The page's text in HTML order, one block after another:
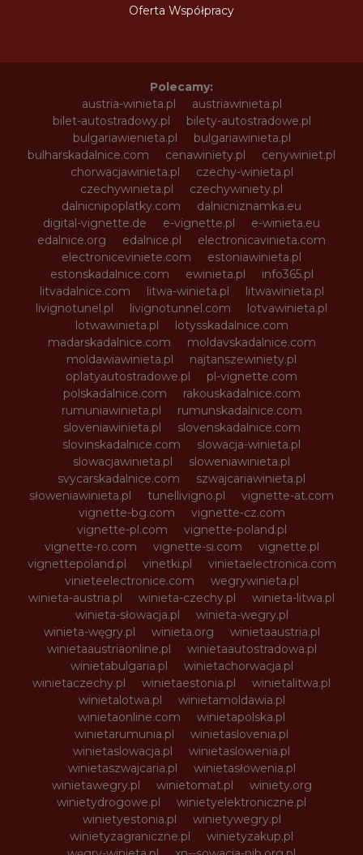
Oferta Współpracy
Polecamy:
austria-winieta.pl
austriawinieta.pl
bilet-autostradowy.pl
bilety-autostradowe.pl
bulgariawienieta.pl
bulgariawinieta.pl
bulharskadalnice.com
cenawiniety.pl
cenywiniet.pl
chorwacjawinieta.pl
czechy-winieta.pl
czechywinieta.pl
czechywiniety.pl
dalnicnipoplatky.com
dalnicniznamka.eu
digital-vignette.de
e-vignette.pl
e-winieta.eu
edalnice.org
edalnice.pl
electronicavinieta.com
electroniceviniete.com
estoniawinieta.pl
estonskadalnice.com
ewinieta.pl
info365.pl
litvadalnice.com
litwa-winieta.pl
litwawinieta.pl
livignotunel.pl
livignotunnel.com
lotvawinieta.pl
lotwawinieta.pl
lotysskadalnice.com
madarskadalnice.com
moldavskadalnice.com
moldawiawinieta.pl
najtanszewiniety.pl
oplatyautostradowe.pl
pl-vignette.com
polskadalnice.com
rakouskadalnice.com
rumuniawinieta.pl
rumunskadalnice.com
sloveniawinieta.pl
slovenskadalnice.com
slovinskadalnice.com
slowacja-winieta.pl
slowacjawinieta.pl
sloweniawinieta.pl
svycarskadalnice.com
szwajcariawinieta.pl
słoweniawinieta.pl
tunellivigno.pl
vignette-at.com
vignette-bg.com
vignette-cz.com
vignette-pl.com
vignette-poland.pl
vignette-ro.com
vignette-si.com
vignette.pl
vignettepoland.pl
vinetki.pl
vinietaelectronica.com
vinieteelectronice.com
wegrywinieta.pl
winieta-austria.pl
winieta-czechy.pl
winieta-litwa.pl
winieta-słowacja.pl
winieta-wegry.pl
winieta-węgry.pl
winieta.org
winietaaustria.pl
winietaaustriaonline.pl
winietaautostradowa.pl
winietabulgaria.pl
winietachorwacja.pl
winietaczechy.pl
winietaestonia.pl
winietalitwa.pl
winietalotwa.pl
winietamoldawia.pl
winietaonline.com
winietapolska.pl
winietarumunia.pl
winietaslovenia.pl
winietaslowacja.pl
winietaslowenia.pl
winietaszwajcaria.pl
winietasłowenia.pl
winietawegry.pl
winietomat.pl
winiety.org
winietydrogowe.pl
winietyelektroniczne.pl
winietyestonia.pl
winietywegry.pl
winietyzagraniczne.pl
winietyzakup.pl